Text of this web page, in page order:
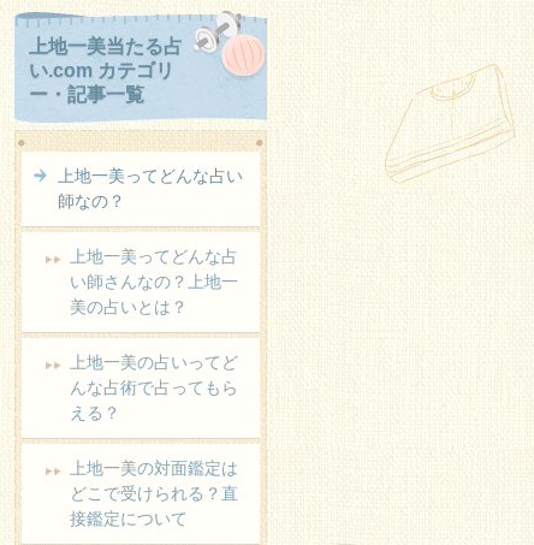
上地一美当たる占
い.com カテゴリ
ー・記事一覧
上地一美ってどんな占い
師なの？
上地一美ってどんな占
い師さんなの？上地一
美の占いとは？
上地一美の占いってど
んな占術で占ってもら
える？
上地一美の対面鑑定は
どこで受けられる？直
接鑑定について